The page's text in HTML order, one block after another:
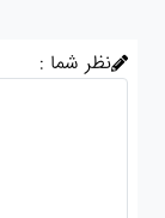
نظر شما :